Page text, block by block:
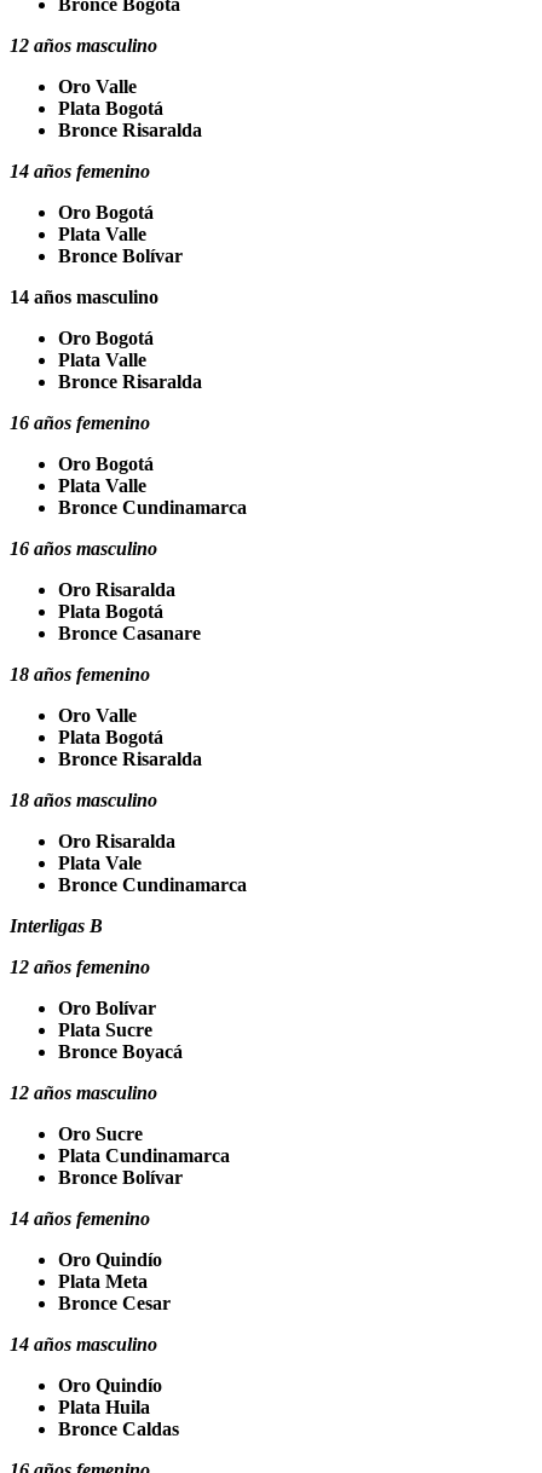
12 años masculino
Oro Valle
Plata Bogotá
Bronce Risaralda
14 años femenino
Oro Bogotá
Plata Valle
Bronce Bolívar
14 años masculino
Oro Bogotá
Plata Valle
Bronce Risaralda
16 años femenino
Oro Bogotá
Plata Valle
Bronce Cundinamarca
16 años masculino
Oro Risaralda
Plata Bogotá
Bronce Casanare
18 años femenino
Oro Valle
Plata Bogotá
Bronce Risaralda
18 años masculino
Oro Risaralda
Plata Vale
Bronce Cundinamarca
Interligas B
12 años femenino
Oro Bolívar
Plata Sucre
Bronce Boyacá
12 años masculino
Oro Sucre
Plata Cundinamarca
Bronce Bolívar
14 años femenino
Oro Quindío
Plata Meta
Bronce Cesar
14 años masculino
Oro Quindío
Plata Huila
Bronce Caldas